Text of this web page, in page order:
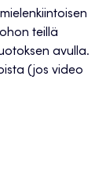
teillä
avulla.
(jos video